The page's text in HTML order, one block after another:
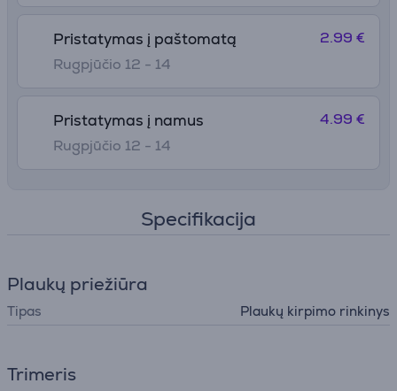
Pristatymas į paštomatą
Rugpjūčio 12 - 14
2.99 €
Pristatymas į namus
Rugpjūčio 12 - 14
4.99 €
Specifikacija
Plaukų priežiūra
Tipas Plaukų kirpimo rinkinys
Trimeris